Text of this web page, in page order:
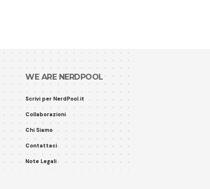
WE ARE NERDPOOL
Scrivi per NerdPool.it
Collaborazioni
Chi Siamo
Contattaci
Note Legali